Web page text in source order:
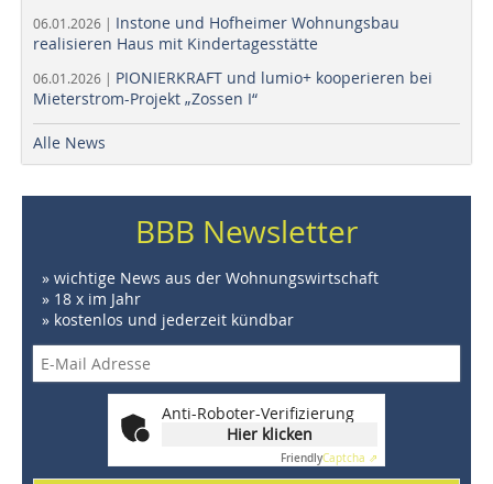
06.01.2026 | Instone und Hofheimer Wohnungsbau
realisieren Haus mit Kindertagesstätte
06.01.2026 | PIONIERKRAFT und lumio+ kooperieren bei
Mieterstrom-Projekt „Zossen I“
Alle News
BBB Newsletter
» wichtige News aus der Wohnungswirtschaft
» 18 x im Jahr
» kostenlos und jederzeit kündbar
Anti-Roboter-Verifizierung
Hier klicken
FriendlyCaptcha ⇗